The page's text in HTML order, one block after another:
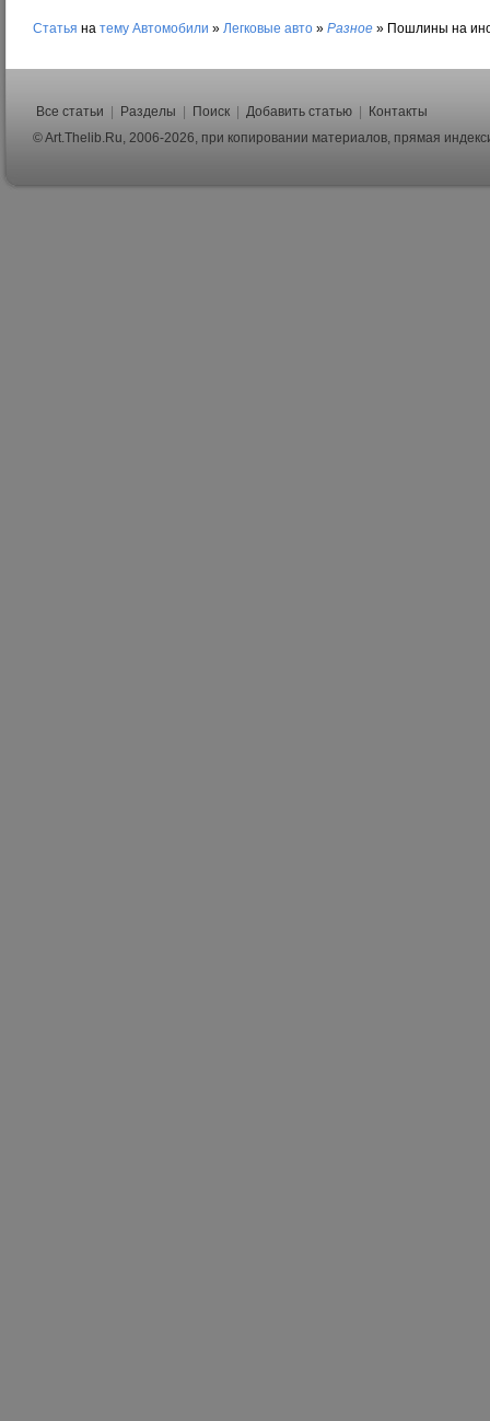
Статья на тему Автомобили » Легковые авто » Разное » Пошлины на
Все статьи Разделы Поиск Добавить статью
Контакты
© Art.Thelib.Ru, 2006-2026, при копировании материалов, прямая